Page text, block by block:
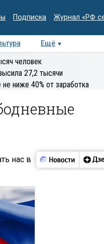
Подписка Журнал «РФ
Ещё
Колумнисты
человек
27,2 тысячи
ниже 40% от заработка
нас в